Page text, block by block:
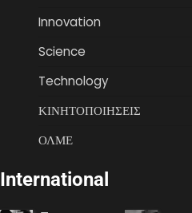
Innovation
Science
Technology
ΚΙΝΗΤΟΠΟΙΗΣΕΙΣ
ΟΛΜΕ
International